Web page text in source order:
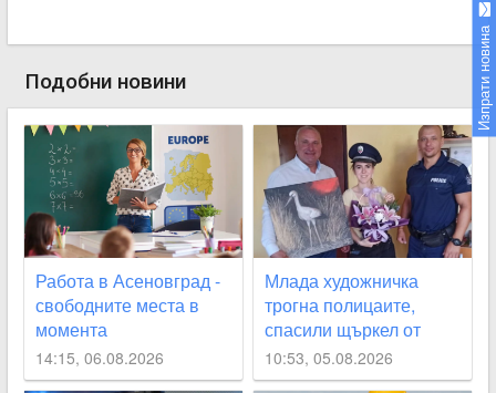
Подобни новини
Работа в Асеновград -
свободните места в
момента
14:15, 06.08.2026
Млада художничка
трогна полицаите,
спасили щъркел от
огнения ад край
Асеновград
10:53, 05.08.2026
Изпрати новина